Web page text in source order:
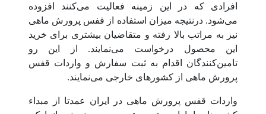
افرادی که در این زمینه فعالیت می‌کنند افزوده
می‌شود. درنتیجه میزان استفاده از قفس پرورش ماهی
نیز به مراتب بالا رفته و متقاضیان بیشتری برای خرید
این محصول درخواست می‌نمایند. از این رو
تامین‌کنندگان اقدام به ثبت سفارش و واردات قفس
پرورش ماهی از کشورهای خارجی می‌نمایند.
واردات قفس پرورش ماهی در ایران عمدتا از مبداء